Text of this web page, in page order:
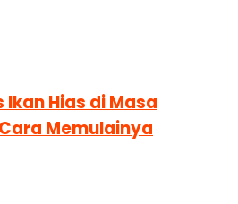
Ikan Hias di Masa
Memulainya